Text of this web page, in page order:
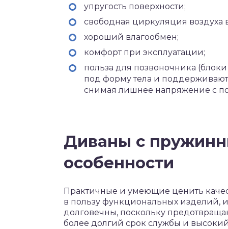
упругость поверхности;
свободная циркуляция
хороший влагообмен;
комфорт при эксплуатации;
польза для позвоночника
под форму тела и
снимая лишнее напряжение с
Диваны с
особенности
Практичные и умеющие ценить
в пользу функциональных
долговечны, поскольку
более долгий срок службы и